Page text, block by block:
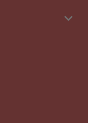
keyboard_arrow_down